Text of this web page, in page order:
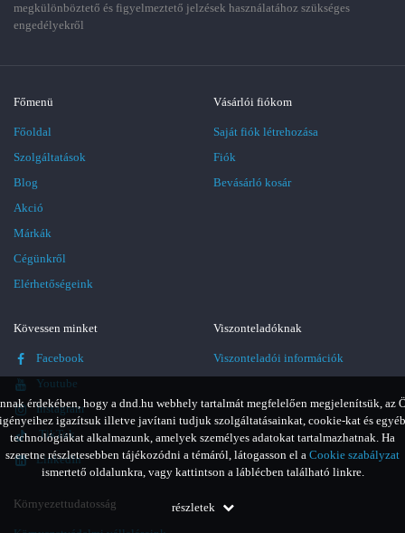
érdekében, hogy a dnd.hu webhely tartalmát megfelelően megjelenítsük, az
igényeihez igazítsuk illetve javítani tudjuk szolgáltatásainkat, cookie-kat és egyéb
technológiákat alkalmazunk, amelyek személyes adatokat tartalmazhatnak. Ha
szeretne részletesebben tájékozódni a témáról, látogasson el a Cookie szabályzat
ismertető oldalunkra, vagy kattintson a láblécben található linkre.
részletek
megkülönböztető és figyelmeztető jelzések használatához szükséges
engedélyekről
Főmenü
Főoldal
Szolgáltatások
Blog
Akció
Márkák
Cégünkről
Elérhetőségeink
Vásárlói fiókom
Saját fiók létrehozása
Fiók
Bevásárló kosár
Kövessen minket
Facebook
Youtube
Instagram
TikTok
LinkedIn
Viszonteladóknak
Viszonteladói információk
Környezettudatosság